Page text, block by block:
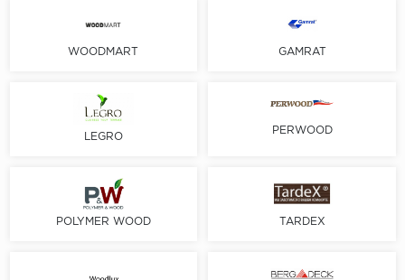
43 клас
Дерево
Фасадна Дошка
Будівельна Хімія
WOODMART GAMRAT
LEGRO
PERWOOD
POLYMER WOOD TARDEX